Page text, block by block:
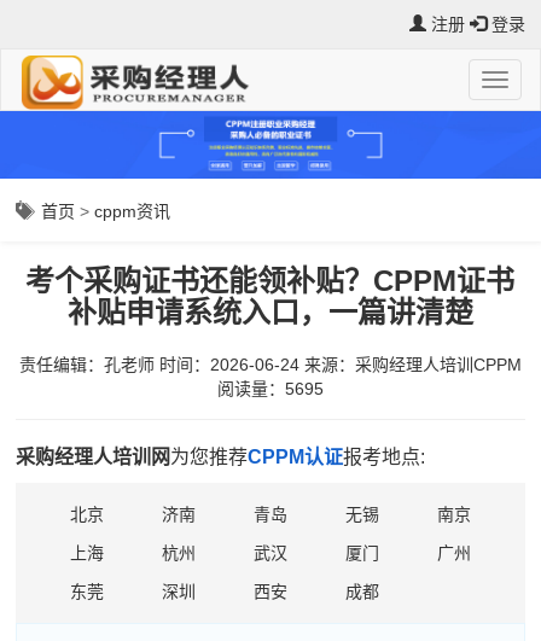
注册 登录
首页 >cppm资讯
考个采购证书还能领补贴？CPPM证书
补贴申请系统入口，一篇讲清楚
责任编辑：孔老师 时间：2026-06-24 来源： 采购经理人培训CPPM
阅读量：5695
采购经理人培训网为您推荐CPPM认证报考地点:
北京 济南 青岛 无锡
南京
上海
杭州 武汉 厦门
广州
东莞
深圳 西安 成都